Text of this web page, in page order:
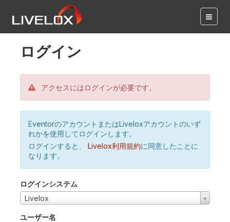
ログイン
アクセスにはログインが必要です。
EventorのアカウントまたはLiveloxアカウントのいず
れかを使用してログインします。
ログインすると、
Livelox利用規約に同意したことに
なります。
ログインシステム
Livelox
ユーザー名